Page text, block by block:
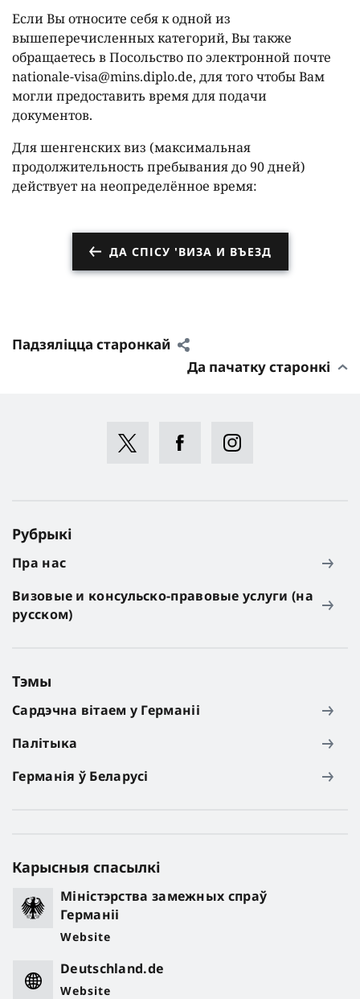
Если Вы относите себя к одной из
вышеперечисленных категорий, Вы также
обращаетесь в Посольство по электронной почте
nationale-visa@mins.diplo.de, для того чтобы Вам
могли предоставить время для подачи
документов.
Для шенгенских виз (максимальная
продолжительность пребывания до 90 дней)
действует на неопределённое время:
ДА СПІСУ 'ВИЗА И ВЪЕЗД
Падзяліцца старонкай
Да пачатку старонкі
Рубрыкі
Пра нас
Визовые и консульско-правовые услуги (на
русском)
Тэмы
Сардэчна вітаем у Германіі
Палітыка
Германія ў Беларусі
Карысныя спасылкі
Міністэрства замежных спраў
Германіі
Website
Deutschland.de
Website